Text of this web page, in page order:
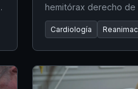
hemitórax derecho de
Sus antecedentes
hiperlipidemia.
realizado por el
interpretado como
Cardiología